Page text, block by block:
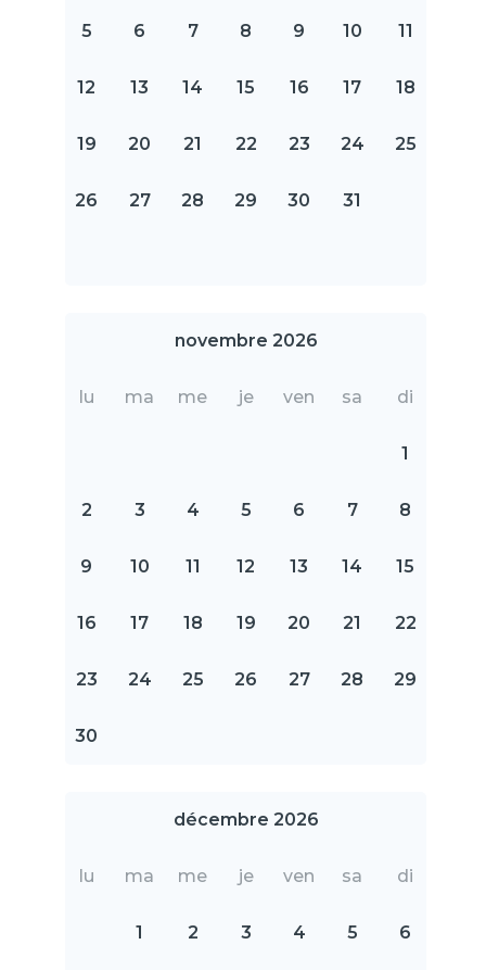
5 6 7 8 9 10 11
12 13 14 15 16 17 18
19 20 21 22 23 24 25
26 27 28 29 30 31
novembre 2026
lu ma me je ven sa di
1
2 3 4 5 6 7 8
9 10 11 12 13 14 15
16 17 18 19 20 21 22
23 24 25 26 27 28 29
30
décembre 2026
lu ma me je ven sa di
1 2 3 4 5 6